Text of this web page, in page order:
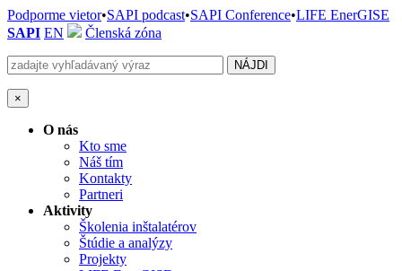
Podporme vietor•SAPI podcast•SAPI Conference•LIFE EnerGISE
SAPI EN Členská zóna
×
O nás
Kto sme
Náš tím
Kontakty
Partneri
Aktivity
Školenia inštalatérov
Štúdie a analýzy
Projekty